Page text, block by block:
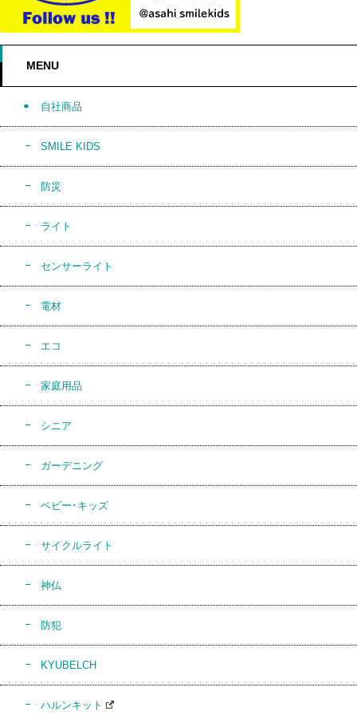
MENU
自社商品
SMILE KIDS
防災
ライト
センサーライト
電材
エコ
家庭用品
シニア
ガーデニング
ベビー･キッズ
サイクルライト
神仏
防犯
KYUBELCH
ハルンキット